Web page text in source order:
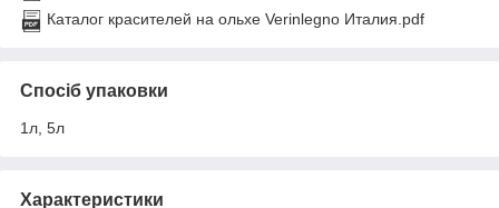
Каталог красителей на ольхе Verinlegno Италия.pdf
Спосіб упаковки
1л, 5л
Характеристики